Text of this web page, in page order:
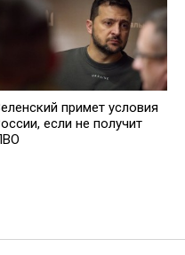
примет условия
если не получит